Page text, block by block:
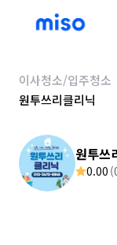
이사청소/입주청소
원투쓰리클리닉
원투쓰
0.00 (